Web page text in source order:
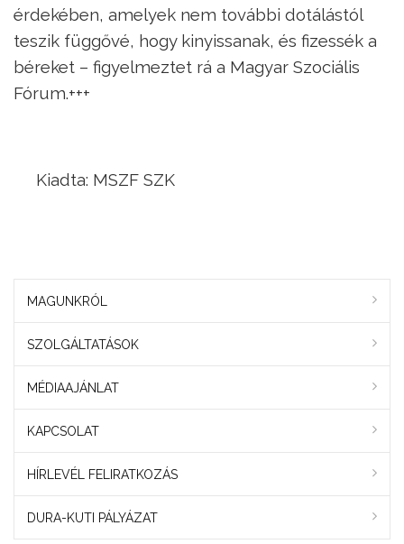
érdekében, amelyek nem további dotálástól
teszik függővé, hogy kinyissanak, és fizessék a
béreket – figyelmeztet rá a Magyar Szociális
Fórum.+++
Kiadta: MSZF SZK
MAGUNKRÓL
SZOLGÁLTATÁSOK
MÉDIAAJÁNLAT
KAPCSOLAT
HÍRLEVÉL FELIRATKOZÁS
DURA-KUTI PÁLYÁZAT